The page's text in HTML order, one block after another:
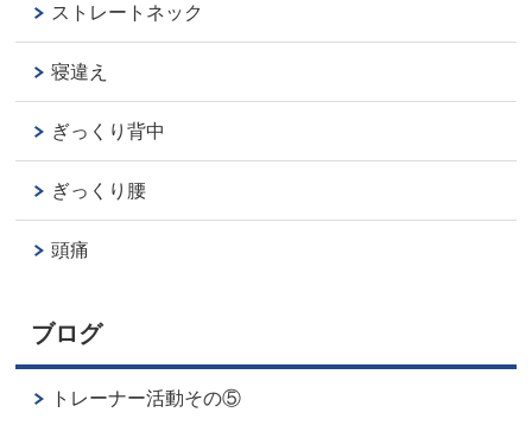
ストレートネック
寝違え
ぎっくり背中
ぎっくり腰
頭痛
ブログ
トレーナー活動その⑤